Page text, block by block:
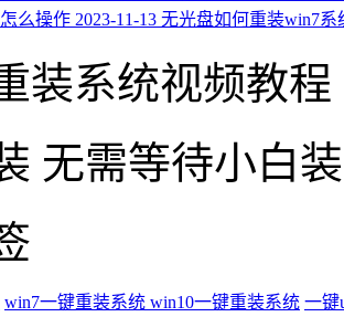
么操作 2023-11-13 无光盘如何重装win7
装系统视频教程
无需等待小白
win7一键重装系统 win10一键重装系统 一键